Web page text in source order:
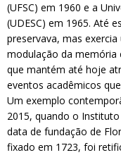
(UFSC) em 1960 e a
(UDESC) em 1965. Até
preservava, mas
modulação da memória
que mantém até hoje
eventos acadêmicos
Um exemplo
2015, quando o
data de fundação de
fixado em 1723, foi